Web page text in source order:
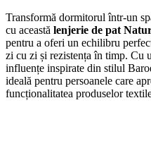
Transformă dormitorul într-un
cu această lenjerie de pat
pentru a oferi un echilibru
zi cu zi și rezistența în timp. Cu
influențe inspirate din stilul
ideală pentru persoanele care
funcționalitatea produselor